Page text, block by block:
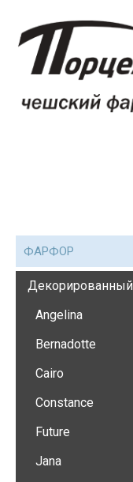
ФАРФОР
Декорированный
Angelina
Bernadotte
Cairo
Constance
Future
Jana